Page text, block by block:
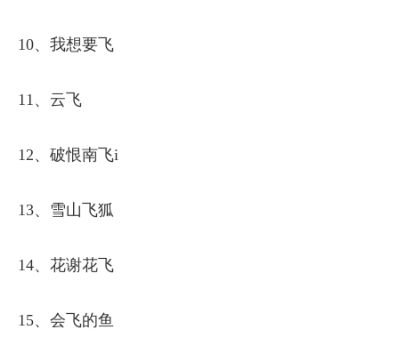
10、我想要飞
11、云飞
12、破恨南飞i
13、雪山飞狐
14、花谢花飞
15、会飞的鱼